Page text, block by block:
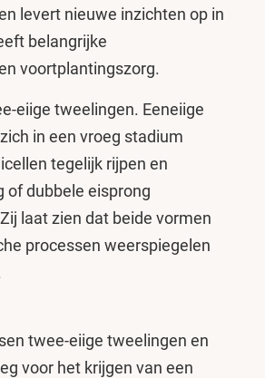
levert nieuwe inzichten op in
belangrijke
voortplantingszorg.
eiige tweelingen. Eeneiige
in een vroeg stadium
tegelijk rijpen en
of dubbele eisprong
laat zien dat beide vormen
processen weerspiegelen
twee-eiige tweelingen en
voor het krijgen van een